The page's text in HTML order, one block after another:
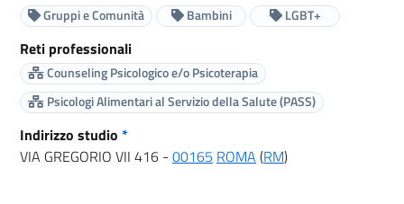
Gruppi e Comunità
Bambini LGBT+
Reti professionali
Counseling Psicologico e/o Psicoterapia
Psicologi Alimentari al Servizio della Salute (PASS)
Indirizzo studio *
VIA GREGORIO VII 416 - 00165 ROMA (RM)